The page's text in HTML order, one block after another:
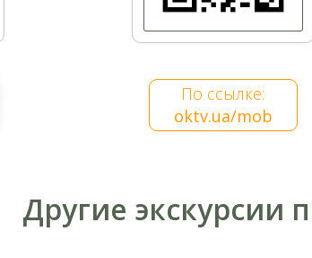
полностью готов к вводу в эксплуатацию.
По ссылке:
oktv.ua/mob
Другие экскурсии